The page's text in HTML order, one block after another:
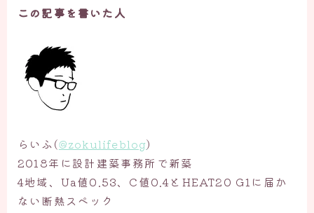
この記事を書いた人
らいふ(@zokulifeblog)
2018年に設計建築事務所で新築
4地域、Ua値0.53、C値0.4とHEAT20 G1に届か
ない断熱スペック